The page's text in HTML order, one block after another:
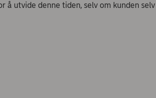
utvide denne tiden, selv om kunden selv